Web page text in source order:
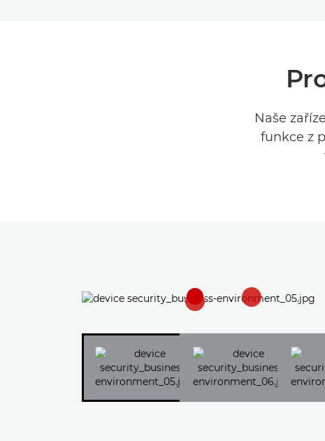
Naše
funkce z